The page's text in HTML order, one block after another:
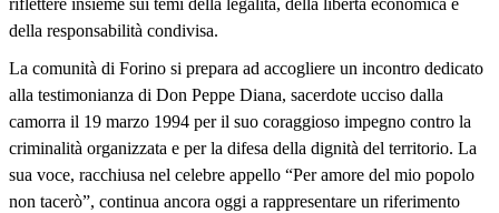
della responsabilità condivisa.
La comunità di Forino si prepara ad accogliere un incontro dedicato
alla testimonianza di Don Peppe Diana, sacerdote ucciso dalla
camorra il 19 marzo 1994 per il suo coraggioso impegno contro la
criminalità organizzata e per la difesa della dignità del territorio. La
sua voce, racchiusa nel celebre appello “Per amore del mio popolo
non tacerò”, continua ancora oggi a rappresentare un riferimento